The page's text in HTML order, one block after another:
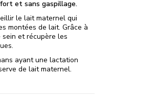
et sans gaspillage.
le lait maternel qui
montées de lait. Grâce à
et récupère les
ayant une lactation
de lait maternel.